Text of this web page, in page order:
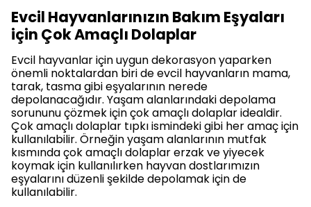
Evcil Hayvanlarınızın Bakım Eşyaları
için Çok Amaçlı Dolaplar
Evcil hayvanlar için uygun dekorasyon yaparken
önemli noktalardan biri de evcil hayvanların mama,
tarak, tasma gibi eşyalarının nerede
depolanacağıdır. Yaşam alanlarındaki depolama
sorununu çözmek için çok amaçlı dolaplar idealdir.
Çok amaçlı dolaplar tıpkı ismindeki gibi her amaç için
kullanılabilir. Örneğin yaşam alanlarının mutfak
kısmında çok amaçlı dolaplar erzak ve yiyecek
koymak için kullanılırken hayvan dostlarımızın
eşyalarını düzenli şekilde depolamak için de
kullanılabilir.